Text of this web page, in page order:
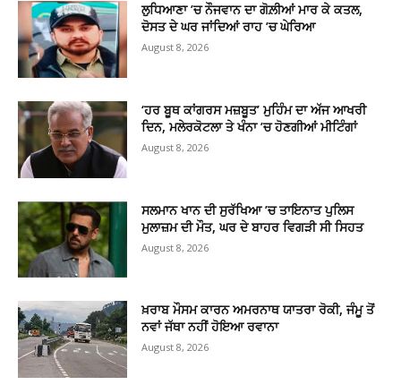
ਲੁਧਿਆਣਾ ’ਚ ਨੌਜਵਾਨ ਦਾ ਗੋਲ਼ੀਆਂ ਮਾਰ ਕੇ ਕਤਲ,
ਦੋਸਤ ਦੇ ਘਰ ਜਾਂਦਿਆਂ ਰਾਹ ’ਚ ਘੇਰਿਆ
August 8, 2026
‘ਹਰ ਬੂਥ ਕਾਂਗਰਸ ਮਜ਼ਬੂਤ’ ਮੁਹਿੰਮ ਦਾ ਅੱਜ ਆਖਰੀ
ਦਿਨ, ਮਲੇਰਕੋਟਲਾ ਤੇ ਖੰਨਾ ’ਚ ਹੋਣਗੀਆਂ ਮੀਟਿੰਗਾਂ
August 8, 2026
ਸਲਮਾਨ ਖਾਨ ਦੀ ਸੁਰੱਖਿਆ ’ਚ ਤਾਇਨਾਤ ਪੁਲਿਸ
ਮੁਲਾਜ਼ਮ ਦੀ ਮੌਤ, ਘਰ ਦੇ ਬਾਹਰ ਵਿਗੜੀ ਸੀ ਸਿਹਤ
August 8, 2026
ਖ਼ਰਾਬ ਮੌਸਮ ਕਾਰਨ ਅਮਰਨਾਥ ਯਾਤਰਾ ਰੋਕੀ, ਜੰਮੂ ਤੋਂ
ਨਵਾਂ ਜੱਥਾ ਨਹੀਂ ਹੋਇਆ ਰਵਾਨਾ
August 8, 2026